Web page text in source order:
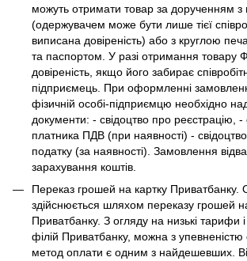
можуть отримати товар за дорученням з
(одержувачем може бути лише тієї
виписана довіреність) або з круглою
та паспортом. У разі отримання товару
довіреність, якщо його забирає
підприємець. При оформленні
фізичній особі-підприємцю необхідно
документи: - свідоцтво про реєстрацію, -
платника ПДВ (при наявності) -
податку (за наявності). Замовлення
зарахування коштів.
Переказ грошей на картку Приватбанку.
здійснюється шляхом переказу грошей
Приватбанку. З огляду на низькі тарифи і
філій Приватбанку, можна з
метод оплати є одним з найдешевших.